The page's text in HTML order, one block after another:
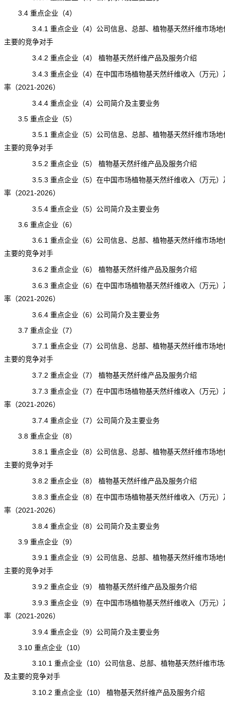
3.4 重点企业（4）
3.4.1 重点企业（4）公司信息、总部、植物基天然纤维市场地
主要的竞争对手
3.4.2 重点企业（4） 植物基天然纤维产品及服务介绍
3.4.3 重点企业（4）在中国市场植物基天然纤维收入（万元）
率（2021-2026）
3.4.4 重点企业（4）公司简介及主要业务
3.5 重点企业（5）
3.5.1 重点企业（5）公司信息、总部、植物基天然纤维市场地
主要的竞争对手
3.5.2 重点企业（5） 植物基天然纤维产品及服务介绍
3.5.3 重点企业（5）在中国市场植物基天然纤维收入（万元）
率（2021-2026）
3.5.4 重点企业（5）公司简介及主要业务
3.6 重点企业（6）
3.6.1 重点企业（6）公司信息、总部、植物基天然纤维市场地
主要的竞争对手
3.6.2 重点企业（6） 植物基天然纤维产品及服务介绍
3.6.3 重点企业（6）在中国市场植物基天然纤维收入（万元）
率（2021-2026）
3.6.4 重点企业（6）公司简介及主要业务
3.7 重点企业（7）
3.7.1 重点企业（7）公司信息、总部、植物基天然纤维市场地
主要的竞争对手
3.7.2 重点企业（7） 植物基天然纤维产品及服务介绍
3.7.3 重点企业（7）在中国市场植物基天然纤维收入（万元）
率（2021-2026）
3.7.4 重点企业（7）公司简介及主要业务
3.8 重点企业（8）
3.8.1 重点企业（8）公司信息、总部、植物基天然纤维市场地
主要的竞争对手
3.8.2 重点企业（8） 植物基天然纤维产品及服务介绍
3.8.3 重点企业（8）在中国市场植物基天然纤维收入（万元）
率（2021-2026）
3.8.4 重点企业（8）公司简介及主要业务
3.9 重点企业（9）
3.9.1 重点企业（9）公司信息、总部、植物基天然纤维市场地
主要的竞争对手
3.9.2 重点企业（9） 植物基天然纤维产品及服务介绍
3.9.3 重点企业（9）在中国市场植物基天然纤维收入（万元）
率（2021-2026）
3.9.4 重点企业（9）公司简介及主要业务
3.10 重点企业（10）
3.10.1 重点企业（10）公司信息、总部、植物基天然纤维市场
及主要的竞争对手
3.10.2 重点企业（10） 植物基天然纤维产品及服务介绍